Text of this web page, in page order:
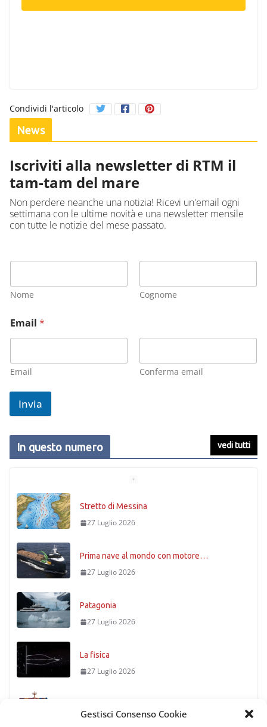
Gestisci Consenso Cookie
Condividi l'articolo
News
Iscriviti alla newsletter di RTM il
tam-tam del mare
Non perdere neanche una notizia! Ricevi un'email ogni
settimana con le ultime novità e una newsletter mensile
con tutte le notizie del mese passato.
Nome Cognome
Email *
Email Conferma email
Invia
In questo numero vedi tutti
Stretto di Messina
27 Luglio 2026
Prima nave al mondo con motore…
27 Luglio 2026
Patagonia
27 Luglio 2026
La fisica
27 Luglio 2026
27 Luglio 2026